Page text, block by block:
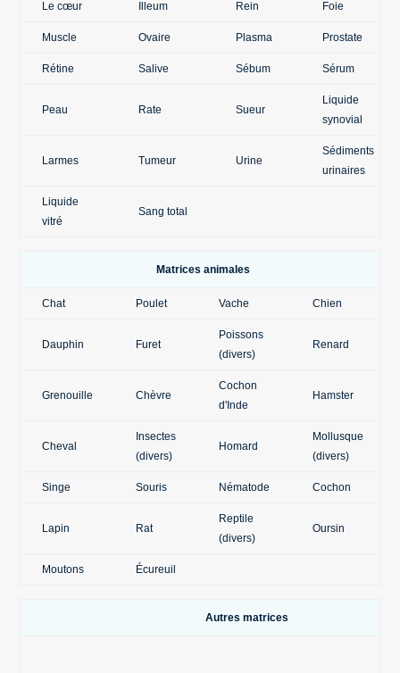
Le cœur Illeum Rein Foie
Muscle Ovaire Plasma Prostate
Rétine Salive Sébum Sérum
Peau Rate Sueur
Liquide
synovial
Larmes Tumeur Urine
Sédiments
urinaires
Liquide
vitré
Sang total
Matrices animales
Chat Poulet Vache Chien
Dauphin Furet
Poissons
(divers)
Renard
Grenouille Chèvre
Cochon
d'Inde
Hamster
Cheval
Insectes
(divers)
Homard
Mollusque
(divers)
Singe Souris Nématode Cochon
Lapin Rat
Reptile
(divers)
Oursin
Moutons Écureuil
Autres matrices